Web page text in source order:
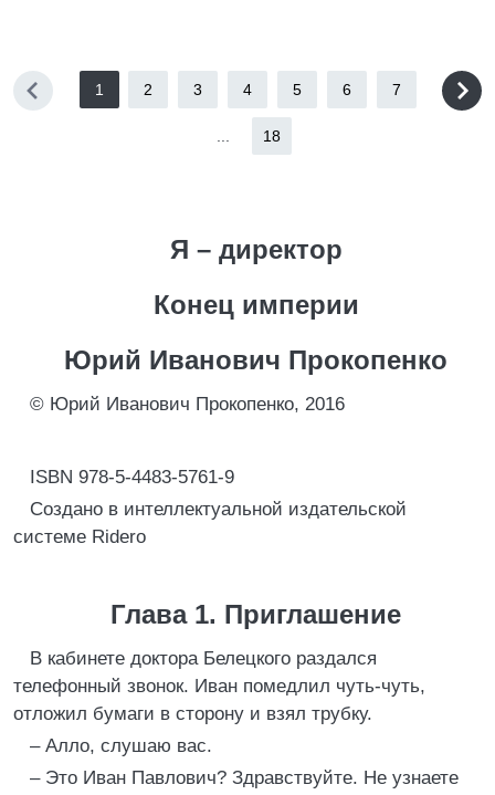
1 2 3 4 5 6 7
18
Я – директор
Конец империи
Юрий Иванович Прокопенко
© Юрий Иванович Прокопенко, 2016
ISBN 978-5-4483-5761-9
Создано в интеллектуальной издательской
системе Ridero
Глава 1. Приглашение
В кабинете доктора Белецкого раздался
телефонный звонок. Иван помедлил чуть-чуть,
отложил бумаги в сторону и взял трубку.
– Алло, слушаю вас.
– Это Иван Павлович? Здравствуйте. Не узнаете